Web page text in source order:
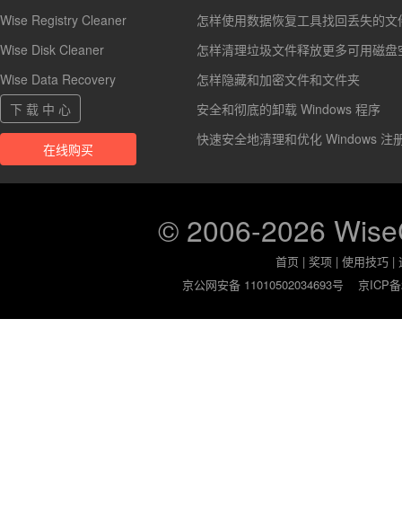
Wise Registry Cleaner
Wise Disk Cleaner
Wise Data Recovery
下 载 中 心
在线购买
怎样使用数据恢复工具找回丢失的文
怎样清理垃圾文件释放更多可用磁盘
怎样隐藏和加密文件和文件夹
安全和彻底的卸载 Windows 程序
快速安全地清理和优化 Windows 注
© 2006-2026
首页 |奖项 |使用技巧 |
京公网安备 11010502034693号
京ICP